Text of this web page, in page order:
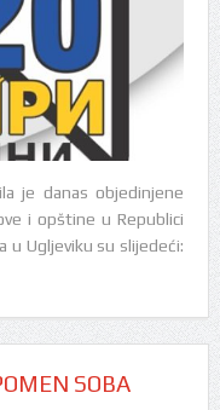
je danas objedinjene
i opštine u Republici
u Ugljeviku su slijedeći:
SOBA